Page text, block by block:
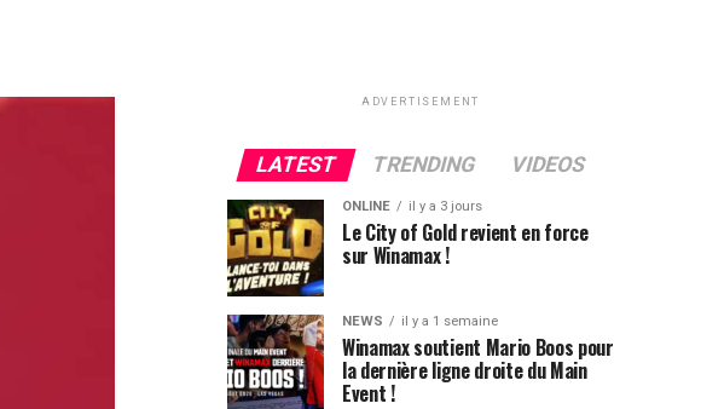
ADVERTISEMENT
LATEST TRENDING VIDEOS
ONLINE il y a 3 jours
Le City of Gold revient en force
sur Winamax !
NEWS il y a 1 semaine
Winamax soutient Mario Boos pour
la dernière ligne droite du Main
Event !